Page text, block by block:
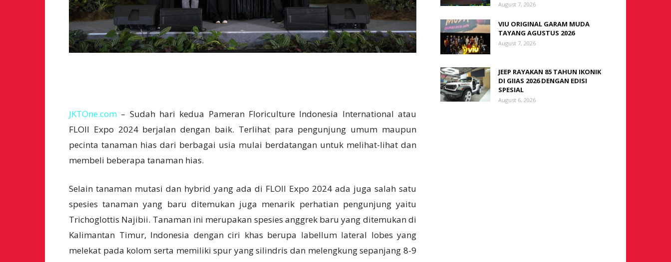
JKTOne.com – Sudah hari kedua Pameran Floriculture Indonesia International atau
FLOII Expo 2024 berjalan dengan baik. Terlihat para pengunjung umum maupun
pecinta tanaman hias dari berbagai usia mulai berdatangan untuk melihat-lihat dan
membeli beberapa tanaman hias.
Selain tanaman mutasi dan hybrid yang ada di FLOII Expo 2024 ada juga salah satu
spesies tanaman yang baru ditemukan juga menarik perhatian pengunjung yaitu
Trichoglottis Najibii. Tanaman ini merupakan spesies anggrek baru yang ditemukan di
Kalimantan Timur, Indonesia dengan ciri khas berupa labellum lateral lobes yang
melekat pada kolom serta memiliki spur yang silindris dan melengkung sepanjang 8-9
August 7, 2026
VIU ORIGINAL GARAM MUDA
TAYANG AGUSTUS 2026
August 7, 2026
JEEP RAYAKAN 85 TAHUN IKONIK
DI GIIAS 2026 DENGAN EDISI
SPESIAL
August 6, 2026